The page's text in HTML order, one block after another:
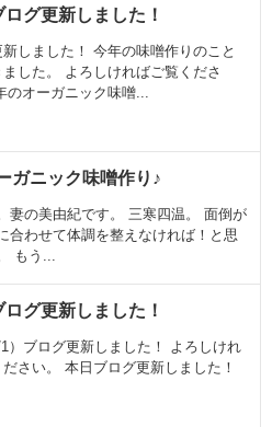
グ更新しました！
新しました！ 今年の味噌作りのこと
した。 よろしければご覧くださ
のオーガニック味噌...
ガニック味噌作り♪
妻の美由紀です。 三寒四温。 面倒が
合わせて体調を整えなければ！と思
もう...
グ更新しました！
）ブログ更新しました！ よろしけれ
さい。 本日ブログ更新しました！